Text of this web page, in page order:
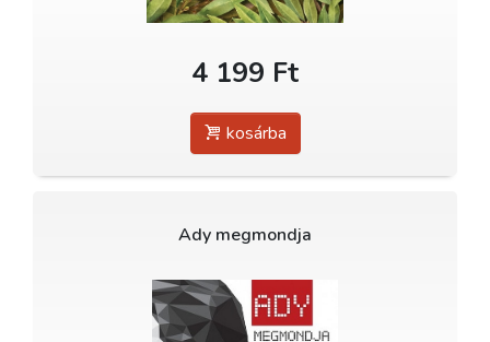
4 199 Ft
kosárba
Ady megmondja